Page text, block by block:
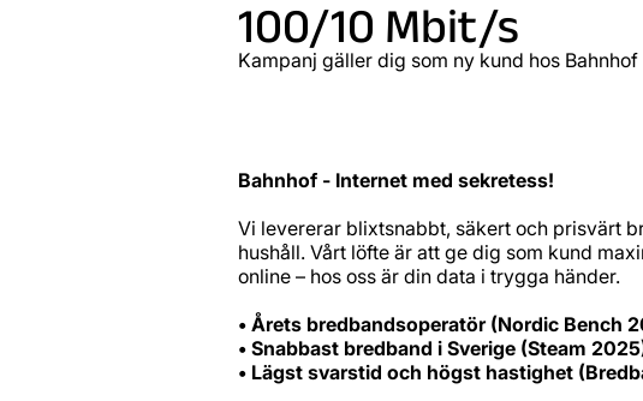
100/10 Mbit/s
Kampanj gäller dig som ny kund hos Bahnhof
Bahnhof - Internet med sekretess!
Vi levererar blixtsnabbt, säkert och prisvärt
hushåll. Vårt löfte är att ge dig som kund
online – hos oss är din data i trygga händer.
• Årets bredbandsoperatör (Nordic Bench
• Snabbast bredband i Sverige (Steam
• Lägst svarstid och högst hastighet